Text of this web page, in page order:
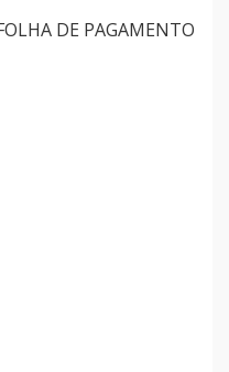
DE PAGAMENTO